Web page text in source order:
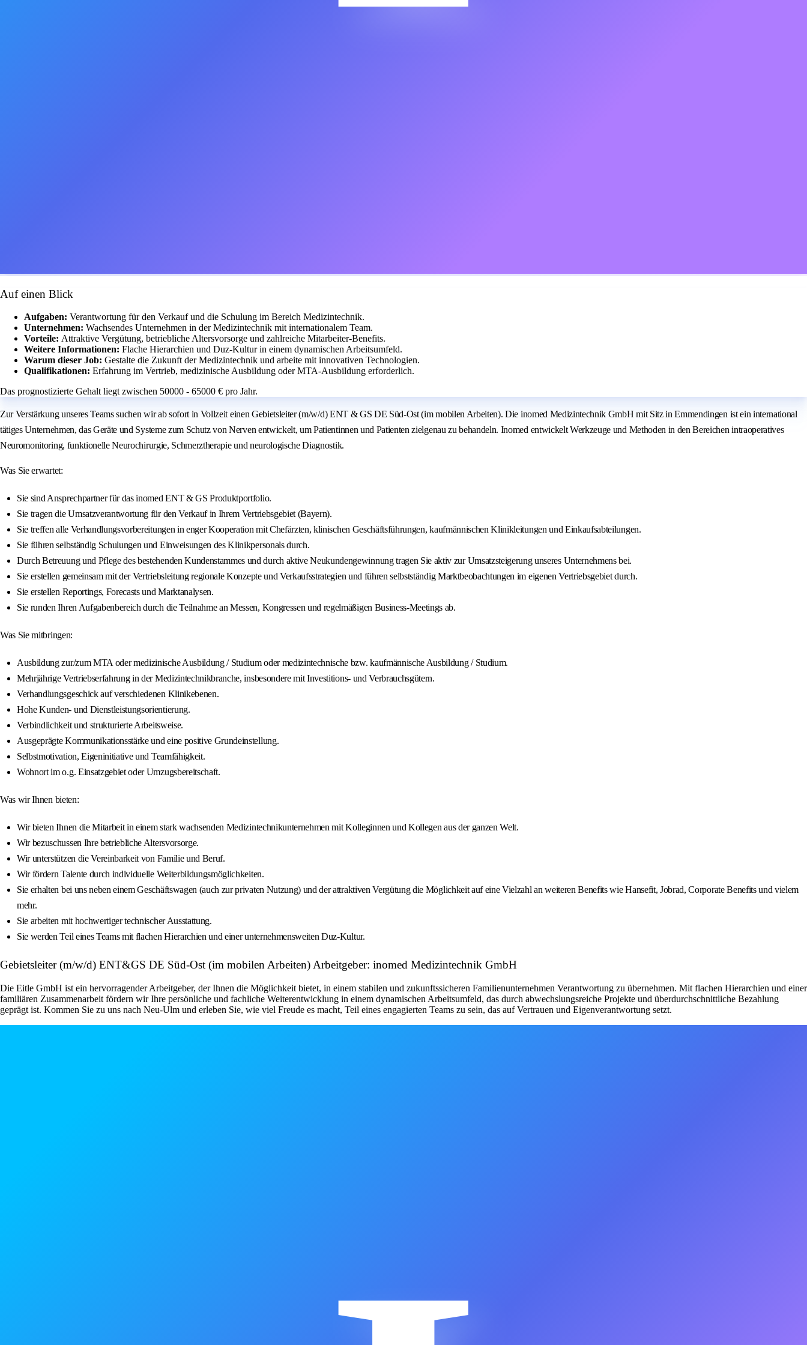
Auf einen Blick
Aufgaben: Verantwortung für den Verkauf und die Schulung im Bereich Medizintechnik.
Unternehmen: Wachsendes Unternehmen in der Medizintechnik mit internationalem Team.
Vorteile: Attraktive Vergütung, betriebliche Altersvorsorge und zahlreiche Mitarbeiter-Benefits.
Weitere Informationen: Flache Hierarchien und Duz-Kultur in einem dynamischen Arbeitsumfeld.
Warum dieser Job: Gestalte die Zukunft der Medizintechnik und arbeite mit innovativen Technologien.
Qualifikationen: Erfahrung im Vertrieb, medizinische Ausbildung oder MTA-Ausbildung erforderlich.
Das prognostizierte Gehalt liegt zwischen 50000 - 65000 € pro Jahr.
Zur Verstärkung unseres Teams suchen wir ab sofort in Vollzeit einen Gebietsleiter (m/w/d) ENT & GS DE Süd-Ost (im mobilen Arbeiten). Die inomed Medizintechnik GmbH mit Sitz in Emmendingen ist ein international
tätiges Unternehmen, das Geräte und Systeme zum Schutz von Nerven entwickelt, um Patientinnen und Patienten zielgenau zu behandeln. Inomed entwickelt Werkzeuge und Methoden in den Bereichen intraoperatives
Neuromonitoring, funktionelle Neurochirurgie, Schmerztherapie und neurologische Diagnostik.
Was Sie erwartet:
Sie sind Ansprechpartner für das inomed ENT & GS Produktportfolio.
Sie tragen die Umsatzverantwortung für den Verkauf in Ihrem Vertriebsgebiet (Bayern).
Sie treffen alle Verhandlungsvorbereitungen in enger Kooperation mit Chefärzten, klinischen Geschäftsführungen, kaufmännischen Klinikleitungen und Einkaufsabteilungen.
Sie führen selbständig Schulungen und Einweisungen des Klinikpersonals durch.
Durch Betreuung und Pflege des bestehenden Kundenstammes und durch aktive Neukundengewinnung tragen Sie aktiv zur Umsatzsteigerung unseres Unternehmens bei.
Sie erstellen gemeinsam mit der Vertriebsleitung regionale Konzepte und Verkaufsstrategien und führen selbstständig Marktbeobachtungen im eigenen Vertriebsgebiet durch.
Sie erstellen Reportings, Forecasts und Marktanalysen.
Sie runden Ihren Aufgabenbereich durch die Teilnahme an Messen, Kongressen und regelmäßigen Business-Meetings ab.
Was Sie mitbringen:
Ausbildung zur/zum MTA oder medizinische Ausbildung / Studium oder medizintechnische bzw. kaufmännische Ausbildung / Studium.
Mehrjährige Vertriebserfahrung in der Medizintechnikbranche, insbesondere mit Investitions- und Verbrauchsgütern.
Verhandlungsgeschick auf verschiedenen Klinikebenen.
Hohe Kunden- und Dienstleistungsorientierung.
Verbindlichkeit und strukturierte Arbeitsweise.
Ausgeprägte Kommunikationsstärke und eine positive Grundeinstellung.
Selbstmotivation, Eigeninitiative und Teamfähigkeit.
Wohnort im o.g. Einsatzgebiet oder Umzugsbereitschaft.
Was wir Ihnen bieten:
Wir bieten Ihnen die Mitarbeit in einem stark wachsenden Medizintechnikunternehmen mit Kolleginnen und Kollegen aus der ganzen Welt.
Wir bezuschussen Ihre betriebliche Altersvorsorge.
Wir unterstützen die Vereinbarkeit von Familie und Beruf.
Wir fördern Talente durch individuelle Weiterbildungsmöglichkeiten.
Sie erhalten bei uns neben einem Geschäftswagen (auch zur privaten Nutzung) und der attraktiven Vergütung die Möglichkeit auf eine Vielzahl an weiteren Benefits wie Hansefit, Jobrad, Corporate Benefits und vielem
mehr.
Sie arbeiten mit hochwertiger technischer Ausstattung.
Sie werden Teil eines Teams mit flachen Hierarchien und einer unternehmensweiten Duz-Kultur.
Gebietsleiter (m/w/d) ENT&GS DE Süd-Ost (im mobilen Arbeiten) Arbeitgeber: inomed Medizintechnik GmbH
Die Eitle GmbH ist ein hervorragender Arbeitgeber, der Ihnen die Möglichkeit bietet, in einem stabilen und zukunftssicheren Familienunternehmen Verantwortung zu übernehmen. Mit flachen Hierarchien und einer
familiären Zusammenarbeit fördern wir Ihre persönliche und fachliche Weiterentwicklung in einem dynamischen Arbeitsumfeld, das durch abwechslungsreiche Projekte und überdurchschnittliche Bezahlung
geprägt ist. Kommen Sie zu uns nach Neu-Ulm und erleben Sie, wie viel Freude es macht, Teil eines engagierten Teams zu sein, das auf Vertrauen und Eigenverantwortung setzt.